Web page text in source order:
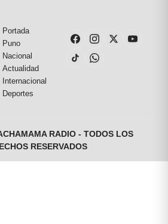
Portada
Puno
Nacional
Actualidad
Internacional
Deportes
RADIO - TODOS LOS
RESERVADOS